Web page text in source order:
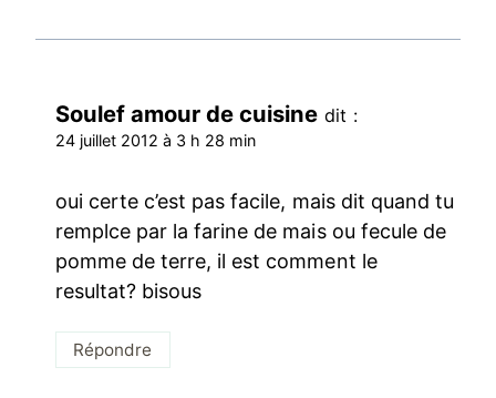
Soulef amour de cuisine dit :
24 juillet 2012 à 3 h 28 min
oui certe c’est pas facile, mais dit quand tu
remplce par la farine de mais ou fecule de
pomme de terre, il est comment le
resultat? bisous
Répondre